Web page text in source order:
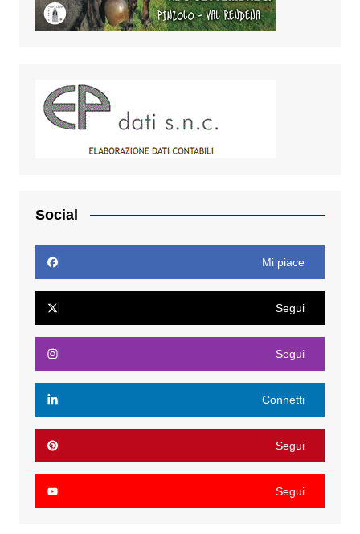
Social
Mi piace
Segui
Segui
Connetti
Segui
Segui